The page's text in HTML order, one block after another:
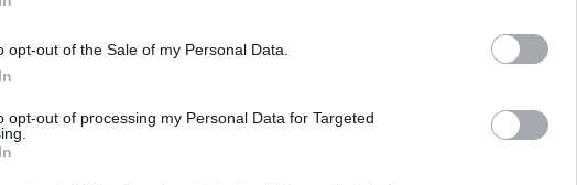
opt-out of the Sale of my Personal Data.
opt-out of processing my Personal Data for Targeted
su Google
post pandemia. Ma non solo: vecchie